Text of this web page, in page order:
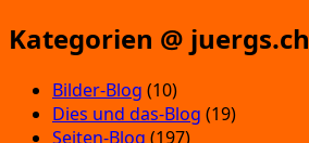
Kategorien @ juergs.ch
Bilder-Blog (10)
Dies und das-Blog (19)
Seiten-Blog (197)